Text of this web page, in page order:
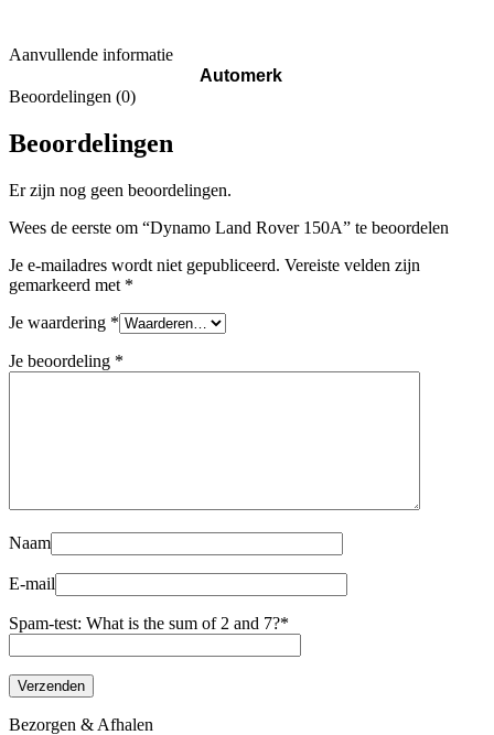
Aanvullende informatie
Automerk
Beoordelingen (0)
Beoordelingen
Er zijn nog geen beoordelingen.
Wees de eerste om “Dynamo Land Rover 150A” te beoordelen
Je e-mailadres wordt niet gepubliceerd. Vereiste velden zijn
gemarkeerd met *
Je waardering *
Je beoordeling *
Naam
E-mail
Spam-test: What is the sum of 2 and 7?*
Bezorgen & Afhalen